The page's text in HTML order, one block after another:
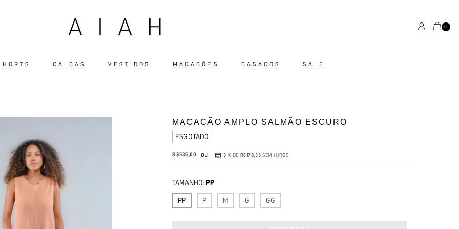
0
CALÇAS VESTIDOS MACACÕES CASACOS SALE
MACACÃO AMPLO SALMÃO ESCURO
ESGOTADO
R$535,00 ou 3 X DE R$178,33 SEM JUROS
TAMANHO: PP
PP P M G GG